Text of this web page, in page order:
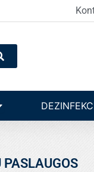
Search
Įrangos
PASLAUGOS